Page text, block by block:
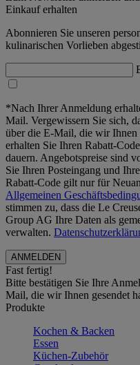
Einkauf erhalten
Abonnieren Sie unseren
kulinarischen Vorlieben
*Nach Ihrer Anmeldung
Mail. Vergewissern Sie sich,
über die E-Mail, die wir Ihnen
erhalten Sie Ihren Rabatt-
dauern. Angebotspreise sind
Sie Ihren Posteingang und
Rabatt-Code gilt nur für
Allgemeinen
stimmen zu, dass die Le
Group AG Ihre Daten als
verwalten.
Fast fertig!
Bitte bestätigen Sie Ihre
Mail, die wir Ihnen gesendet
Produkte
Kochen & Backen
Essen
Küchen-Zubehör